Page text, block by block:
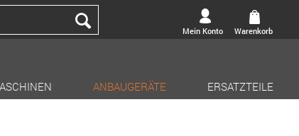
Mein Konto
Warenkorb
ANBAUGERÄTE ERSATZTEILE